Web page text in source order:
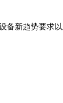
备新趋势要求